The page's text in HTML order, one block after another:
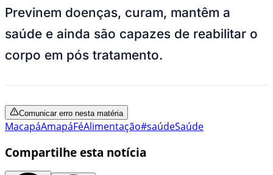
Previnem doenças, curam, mantêm a
saúde e ainda são capazes de reabilitar o
corpo em pós tratamento.
Comunicar erro nesta matéria
MacapáAmapáFéAlimentação#saúdeSaúde
Compartilhe esta notícia